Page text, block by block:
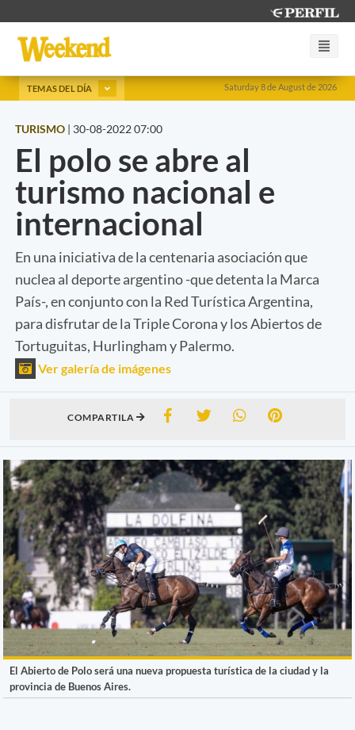
Saturday 8 de August de 2026
TEMAS DEL DÍA
TURISMO | 30-08-2022 07:00
El polo se abre al
turismo nacional e
internacional
En una iniciativa de la centenaria asociación que
nuclea al deporte argentino -que detenta la Marca
País-, en conjunto con la Red Turística Argentina,
para disfrutar de la Triple Corona y los Abiertos de
Tortuguitas, Hurlingham y Palermo.
Ver galería de imágenes
COMPARTILA
El Abierto de Polo será una nueva propuesta turística de la ciudad y la
provincia de Buenos Aires.